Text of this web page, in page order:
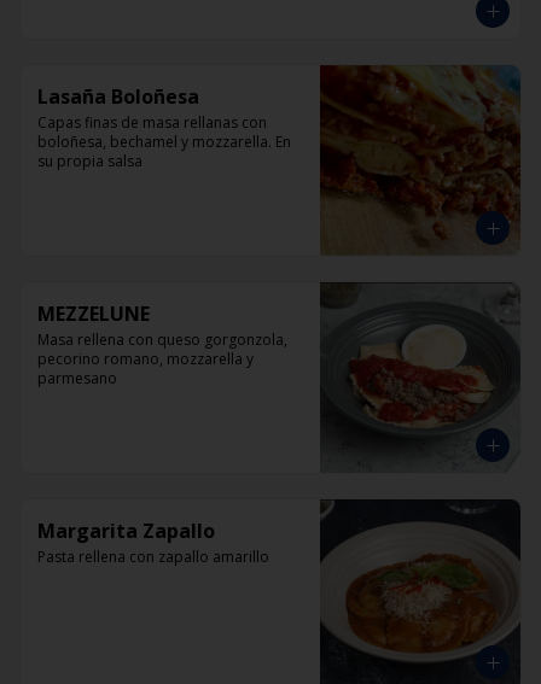
Lasaña Boloñesa
Capas finas de masa rellanas con
boloñesa, bechamel y mozzarella. En
su propia salsa
MEZZELUNE
Masa rellena con queso gorgonzola,
pecorino romano, mozzarella y
parmesano
Margarita Zapallo
Pasta rellena con zapallo amarillo